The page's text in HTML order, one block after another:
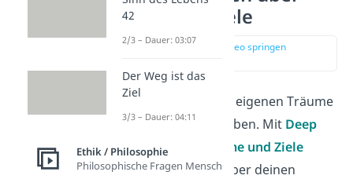
Träume und Ziele
zur Stelle im Video springen
Jeder Mensch hat seine eigenen Träume
und Ziele, die ihn antreiben. Mit Deep
Talk Fragen über Träume und Ziele
findest du genau das über deinen
42
2/3 – Dauer: 03:07
Der Weg ist das
Ziel
3/3 – Dauer: 04:11
Ethik / Philosophie
Philosophische Fragen Mensch